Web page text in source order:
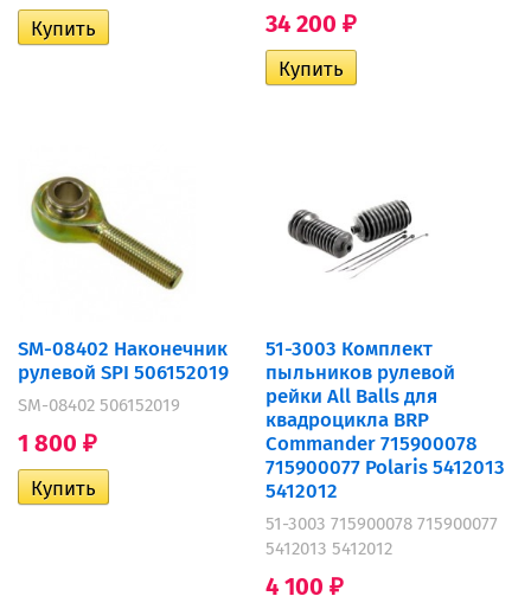
34 200 ₽
SM-08402 Наконечник
рулевой SPI 506152019
SM-08402 506152019
1 800 ₽
51-3003 Комплект
пыльников рулевой
рейки All Balls для
квадроцикла BRP
Сommander 715900078
715900077 Polaris 5412013
5412012
51-3003 715900078 715900077
5412013 5412012
4 100 ₽